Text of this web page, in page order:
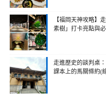
【福岡天神攻略】
素樹」打卡亮點與
走進歷史的談判桌
課本上的馬關條約(